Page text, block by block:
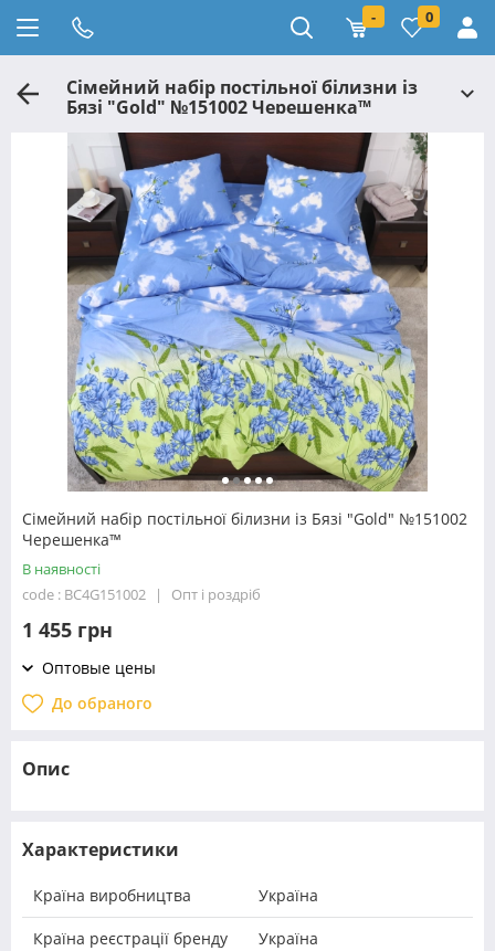
- 0
Сімейний набір постільної білизни із
Бязі "Gold" №151002 Черешенка™
Сімейний набір постільної білизни із Бязі "Gold" №151002
Черешенка™
В наявності
code : BC4G151002
Опт і роздріб
1 455 грн
Оптовые цены
До обраного
Опис
Характеристики
Країна виробництва Україна
Країна реєстрації бренду Україна